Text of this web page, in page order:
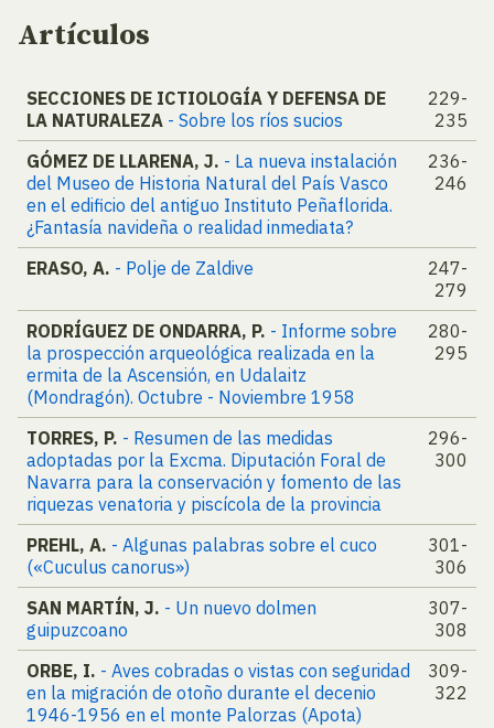
Artículos
SECCIONES DE ICTIOLOGÍA Y DEFENSA DE
LA NATURALEZA - Sobre los ríos sucios
229-
235
GÓMEZ DE LLARENA, J. - La nueva instalación
del Museo de Historia Natural del País Vasco
en el edificio del antiguo Instituto Peñaflorida.
¿Fantasía navideña o realidad inmediata?
236-
246
ERASO, A. - Polje de Zaldive
247-
279
RODRÍGUEZ DE ONDARRA, P. - Informe sobre
la prospección arqueológica realizada en la
ermita de la Ascensión, en Udalaitz
(Mondragón). Octubre - Noviembre 1958
280-
295
TORRES, P. - Resumen de las medidas
adoptadas por la Excma. Diputación Foral de
Navarra para la conservación y fomento de las
riquezas venatoria y piscícola de la provincia
296-
300
PREHL, A. - Algunas palabras sobre el cuco
(«Cuculus canorus»)
301-
306
SAN MARTÍN, J. - Un nuevo dolmen
guipuzcoano
307-
308
ORBE, I. - Aves cobradas o vistas con seguridad
en la migración de otoño durante el decenio
1946-1956 en el monte Palorzas (Apota)
309-
322